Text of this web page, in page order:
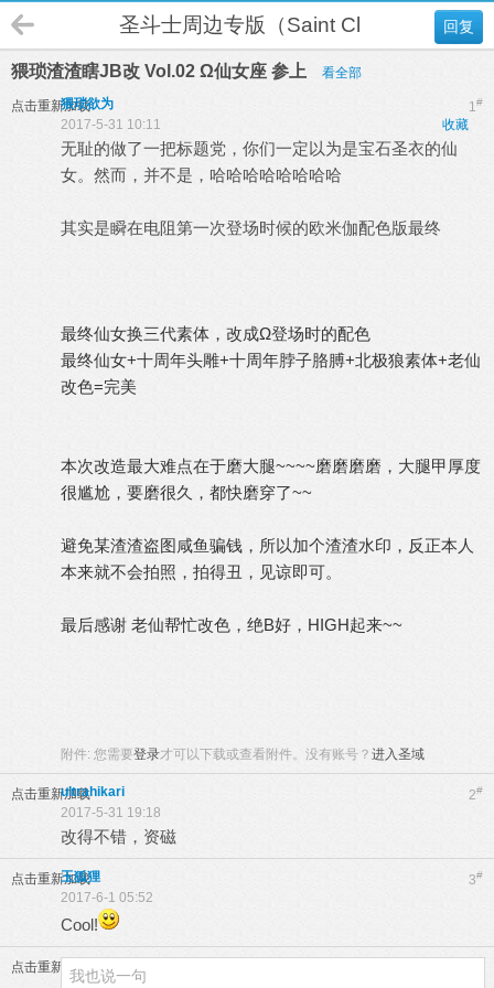
回复
圣斗士周边专版（Saint Cloth Myth）
猥琐渣渣瞎JB改 Vol.02 Ω仙女座 参上 看全部
点击重新加载 1#
猥琐欲为
收藏
2017-5-31 10:11
无耻的做了一把标题党，你们一定以为是宝石圣衣的仙
女。然而，并不是，哈哈哈哈哈哈哈哈
其实是瞬在电阻第一次登场时候的欧米伽配色版最终
最终仙女换三代素体，改成Ω登场时的配色
最终仙女+十周年头雕+十周年脖子胳膊+北极狼素体+老仙
改色=完美
本次改造最大难点在于磨大腿~~~~磨磨磨磨，大腿甲厚度
很尴尬，要磨很久，都快磨穿了~~
避免某渣渣盗图咸鱼骗钱，所以加个渣渣水印，反正本人
本来就不会拍照，拍得丑，见谅即可。
最后感谢 老仙帮忙改色，绝B好，HIGH起来~~
附件: 您需要登录才可以下载或查看附件。没有账号？ 进入圣域
点击重新加载 2#
ultrahikari
2017-5-31 19:18
改得不错，资磁
点击重新加载 3#
玉狐狸
2017-6-1 05:52
Cool!
点击重新加载